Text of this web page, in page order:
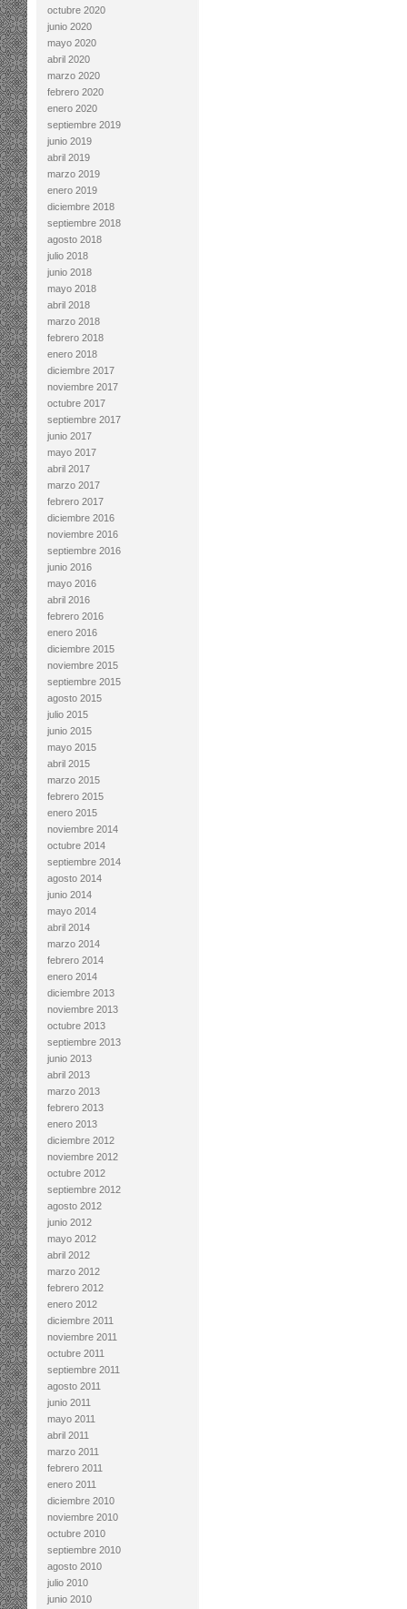
octubre 2020
junio 2020
mayo 2020
abril 2020
marzo 2020
febrero 2020
enero 2020
septiembre 2019
junio 2019
abril 2019
marzo 2019
enero 2019
diciembre 2018
septiembre 2018
agosto 2018
julio 2018
junio 2018
mayo 2018
abril 2018
marzo 2018
febrero 2018
enero 2018
diciembre 2017
noviembre 2017
octubre 2017
septiembre 2017
junio 2017
mayo 2017
abril 2017
marzo 2017
febrero 2017
diciembre 2016
noviembre 2016
septiembre 2016
junio 2016
mayo 2016
abril 2016
febrero 2016
enero 2016
diciembre 2015
noviembre 2015
septiembre 2015
agosto 2015
julio 2015
junio 2015
mayo 2015
abril 2015
marzo 2015
febrero 2015
enero 2015
noviembre 2014
octubre 2014
septiembre 2014
agosto 2014
junio 2014
mayo 2014
abril 2014
marzo 2014
febrero 2014
enero 2014
diciembre 2013
noviembre 2013
octubre 2013
septiembre 2013
junio 2013
abril 2013
marzo 2013
febrero 2013
enero 2013
diciembre 2012
noviembre 2012
octubre 2012
septiembre 2012
agosto 2012
junio 2012
mayo 2012
abril 2012
marzo 2012
febrero 2012
enero 2012
diciembre 2011
noviembre 2011
octubre 2011
septiembre 2011
agosto 2011
junio 2011
mayo 2011
abril 2011
marzo 2011
febrero 2011
enero 2011
diciembre 2010
noviembre 2010
octubre 2010
septiembre 2010
agosto 2010
julio 2010
junio 2010